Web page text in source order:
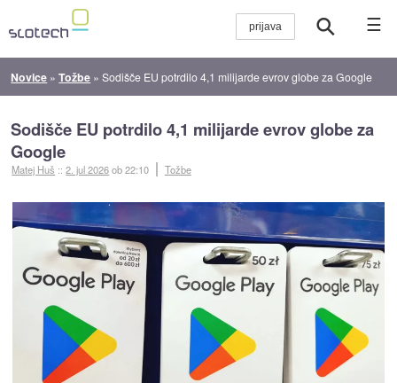
☰
Novice »Tožbe »Sodišče EU potrdilo 4,1 milijarde evrov globe za Google
Sodišče EU potrdilo 4,1 milijarde evrov globe za
Google
Matej Huš ::2. jul 2026ob 22:10 Tožbe